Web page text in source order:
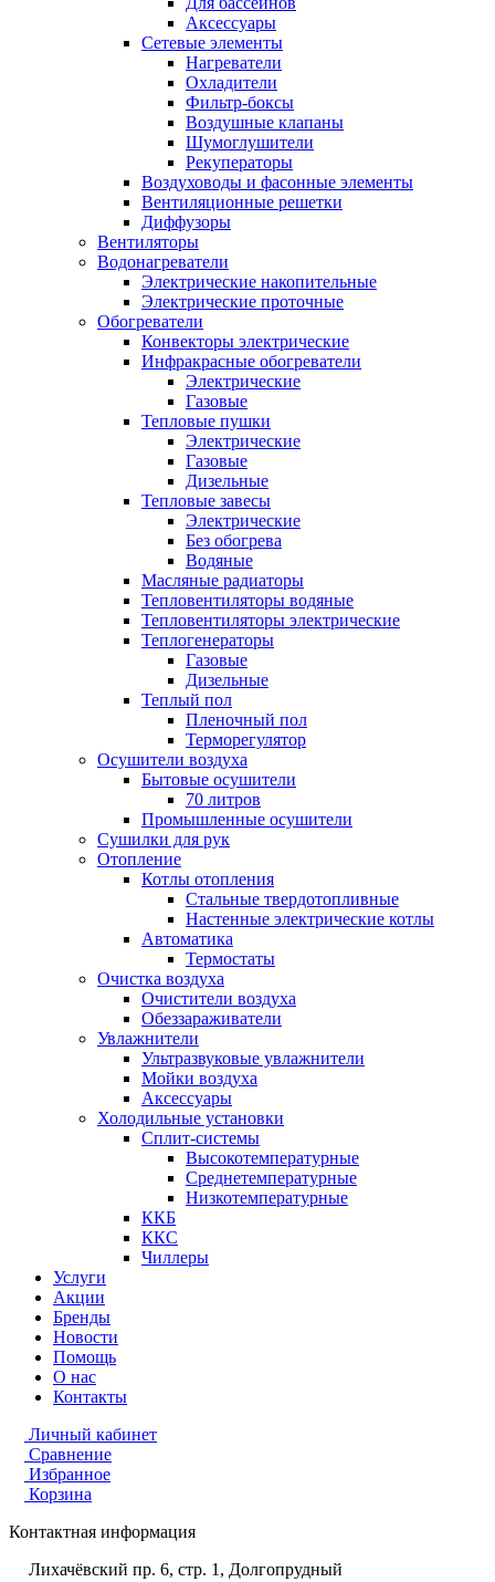
Аксессуары
Сетевые элементы
Нагреватели
Охладители
Фильтр-боксы
Воздушные клапаны
Шумоглушители
Рекуператоры
Воздуховоды и фасонные элементы
Вентиляционные решетки
Диффузоры
Вентиляторы
Водонагреватели
Электрические накопительные
Электрические проточные
Обогреватели
Конвекторы электрические
Инфракрасные обогреватели
Электрические
Газовые
Тепловые пушки
Электрические
Газовые
Дизельные
Тепловые завесы
Электрические
Без обогрева
Водяные
Масляные радиаторы
Тепловентиляторы водяные
Тепловентиляторы электрические
Теплогенераторы
Газовые
Дизельные
Теплый пол
Пленочный пол
Терморегулятор
Осушители воздуха
Бытовые осушители
70 литров
Промышленные осушители
Сушилки для рук
Отопление
Котлы отопления
Стальные твердотопливные
Настенные электрические котлы
Автоматика
Термостаты
Очистка воздуха
Очистители воздуха
Обеззараживатели
Увлажнители
Ультразвуковые увлажнители
Мойки воздуха
Аксессуары
Холодильные установки
Сплит-системы
Высокотемпературные
Среднетемпературные
Низкотемпературные
ККБ
ККС
Чиллеры
Услуги
Акции
Бренды
Новости
Помощь
О нас
Контакты
Личный кабинет
Сравнение
Избранное
Корзина
Контактная информация
Лихачёвский пр. 6, стр. 1, Долгопрудный